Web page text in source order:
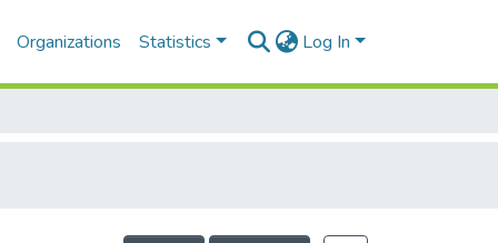
Organizations Statistics Log In